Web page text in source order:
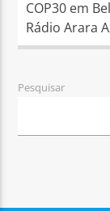
COP30 em
Rádio Arara
Pesquisar